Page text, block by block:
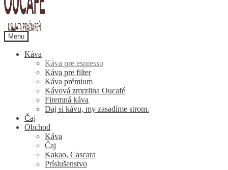
Menu
Káva
Káva pre espresso
Káva pre filter
Káva prémium
Kávová zmrzlina Oucafé
Firemná káva
Daj si kávu, my zasadíme strom.
Čaj
Obchod
Káva
Čaj
Kakao, Cascara
Príslušenstvo